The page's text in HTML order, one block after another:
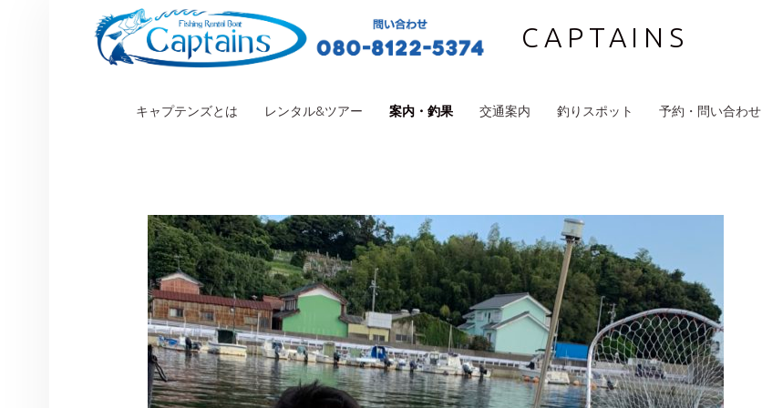
CAPTAINS
PRIMARY MENU
キャプテンズとは レンタル&ツアー 案内・釣果 交通案内 釣りスポット 予約・問い合わせ